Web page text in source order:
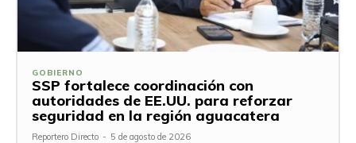
GOBIERNO
SSP fortalece coordinación con
autoridades de EE.UU. para reforzar
seguridad en la región aguacatera
Reportero Directo - 5 de agosto de 2026